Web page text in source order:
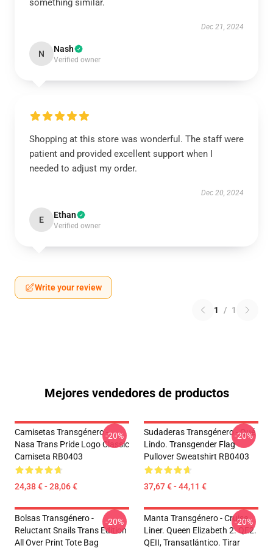
something similar.
Dec 21, 2024
N Nash
Verified owner
Shopping at this store was wonderful. The staff were
patient and provided excellent support when I
needed to adjust my order.
Dec 20, 2024
E Ethan
Verified owner
Write your review
1 / 1
Mejores vendedores de productos
Camisetas Transgénero -
Nasa Trans Pride Logo Classic
Camiseta RB0403
24,38 € - 28,06 €
-20%
Sudaderas Transgénero - Qué
Lindo. Transgender Flag
Pullover Sweatshirt RB0403
37,67 € - 44,11 €
-20%
Bolsas Transgénero -
Reluctant Snails Trans Edition
All Over Print Tote Bag
-20%
Manta Transgénero - Cruise
Liner. Queen Elizabeth 2. QE2.
QEII, Transatlántico. Tirar
-20%